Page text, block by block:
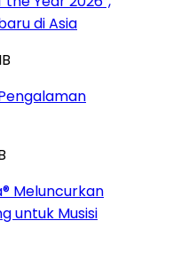
di Asia
Meluncurkan
untuk Musisi